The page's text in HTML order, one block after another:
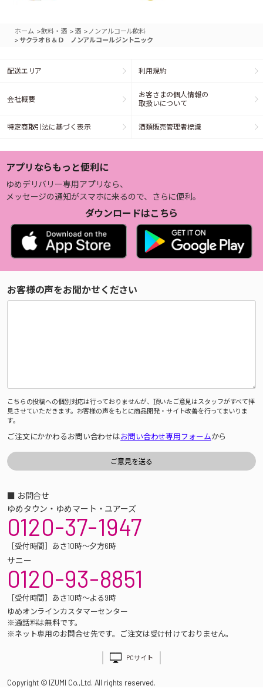
ホーム >飲料・酒 > 酒 > ノンアルコール飲料
> サクラオＢ＆Ｄ ノンアルコールジントニック
配送エリア 利用規約
会社概要
お客さまの個人情報の
取扱いについて
特定商取引法に基づく表示 酒類販売管理者標識
アプリならもっと便利に
ゆめデリバリー専用アプリなら、
メッセージの通知がスマホに来るので、さらに便利。
ダウンロードはこちら
お客様の声をお聞かせください
こちらの投稿への個別対応は行っておりませんが、頂いたご意見はスタッフがすべて拝
見させていただきます。お客様の声をもとに商品開発・サイト改善を行ってまいりま
す。
ご注文にかかわるお問い合わせはお問い合わせ専用フォームから
■ お問合せ
ゆめタウン・ゆめマート・ユアーズ
0120-37-1947
［受付時間］あさ10時～夕方6時
サニー
0120-93-8851
［受付時間］あさ10時～よる9時
ゆめオンラインカスタマーセンター
※通話料は無料です。
※ネット専用のお問合せ先です。ご注文は受け付けておりません。
PCサイト
Copyright © IZUMI Co.,Ltd. All rights reserved.